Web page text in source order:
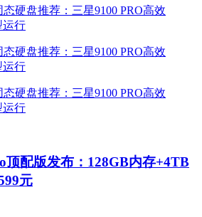
顶配版发布：128GB内存+4TB
元